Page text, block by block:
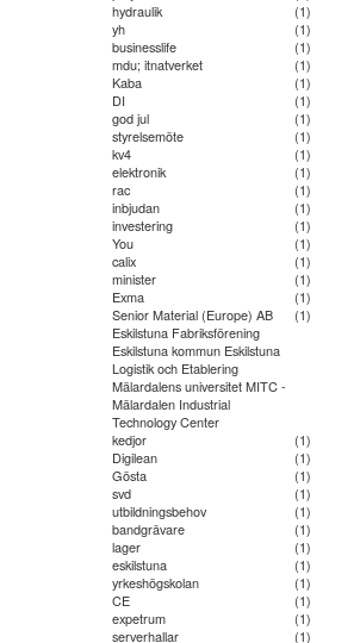
hydraulik
(1)
yh
(1)
businesslife
(1)
mdu; itnatverket
(1)
Kaba
(1)
DI
(1)
god jul
(1)
styrelsemöte
(1)
kv4
(1)
elektronik
(1)
rac
(1)
inbjudan
(1)
investering
(1)
You
(1)
calix
(1)
minister
(1)
Exma
(1)
Senior Material (Europe) AB
Eskilstuna Fabriksförening
Eskilstuna kommun Eskilstuna
Logistik och Etablering
Mälardalens universitet MITC -
Mälardalen Industrial
Technology Center
(1)
kedjor
(1)
Digilean
(1)
Gösta
(1)
svd
(1)
utbildningsbehov
(1)
bandgrävare
(1)
lager
(1)
eskilstuna
(1)
yrkeshögskolan
(1)
CE
(1)
expetrum
(1)
serverhallar
(1)